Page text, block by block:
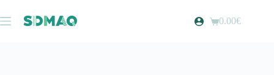
para
o
Carrinho
0.00€